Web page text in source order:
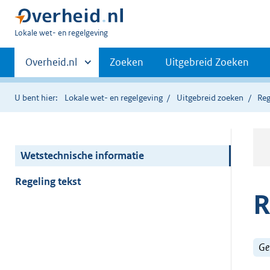
U
hier:
Lokale wet- en regelgeving
Primaire
navigatie
Andere
sites
binnen
Overheid.nl Zoeken Uitgebreid Zoeken
U bent hier: Lokale wet- en regelgeving Uitgebreid zoeken
Wetstechnische informatie
Regeling tekst